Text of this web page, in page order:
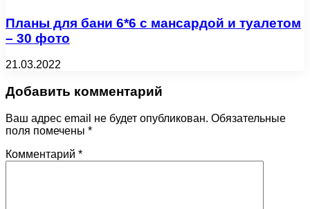
Планы для бани 6*6 с мансардой и туалетом
– 30 фото
21.03.2022
Добавить комментарий
Ваш адрес email не будет опубликован. Обязательные
поля помечены *
Комментарий *